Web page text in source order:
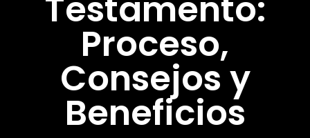
Proceso,
Consejos y
Beneficios